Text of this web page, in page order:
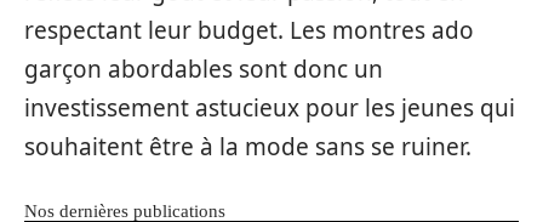
respectant leur budget. Les montres ado
garçon abordables sont donc un
investissement astucieux pour les jeunes qui
souhaitent être à la mode sans se ruiner.
Nos dernières publications